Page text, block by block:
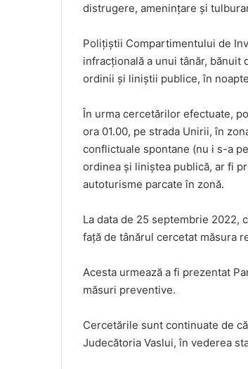
distrugere, amenințare și
Polițiștii Compartimentului de
infracțională a unui tânăr,
ordinii și liniștii publice, în
În urma cercetărilor efectuate,
ora 01.00, pe strada Unirii, în
conflictuale spontane (nu i s-a
ordinea și liniștea publică, ar fi
autoturisme parcate în zonă.
La data de 25 septembrie
față de tânărul cercetat măsura
Acesta urmează a fi prezentat
măsuri preventive.
Cercetările sunt continuate de
Judecătoria Vaslui, în vederea